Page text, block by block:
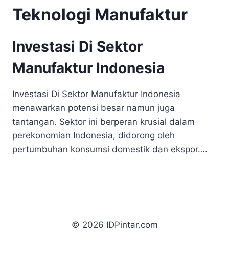
Teknologi Manufaktur
Investasi Di Sektor
Manufaktur Indonesia
Investasi Di Sektor Manufaktur Indonesia
menawarkan potensi besar namun juga
tantangan. Sektor ini berperan krusial dalam
perekonomian Indonesia, didorong oleh
pertumbuhan konsumsi domestik dan ekspor….
© 2026 IDPintar.com